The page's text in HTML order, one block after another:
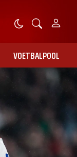
VOETBALPOOL